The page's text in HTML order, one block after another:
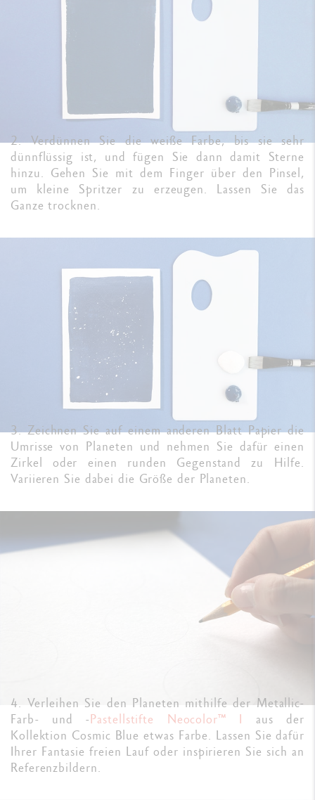
2. Verdünnen Sie die weiße Farbe, bis sie sehr
dünnflüssig ist, und fügen Sie dann damit Sterne
hinzu. Gehen Sie mit dem Finger über den Pinsel,
um kleine Spritzer zu erzeugen. Lassen Sie das
Ganze trocknen.
3. Zeichnen Sie auf einem anderen Blatt Papier die
Umrisse von Planeten und nehmen Sie dafür einen
Zirkel oder einen runden Gegenstand zu Hilfe.
Variieren Sie dabei die Größe der Planeten.
4. Verleihen Sie den Planeten mithilfe der Metallic-
Farb- und -Pastellstifte Neocolor™ I
aus der
Kollektion Cosmic Blue etwas Farbe. Lassen Sie dafür
Ihrer Fantasie freien Lauf oder inspirieren Sie sich an
Referenzbildern.